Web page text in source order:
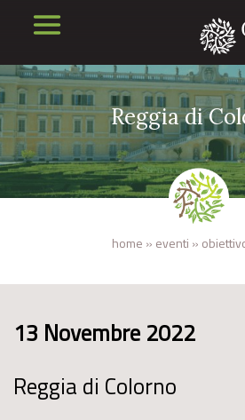
Reggia di
home » eventi »
13 Novembre 2022
Reggia di Colorno